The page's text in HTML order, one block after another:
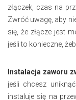
złączek, czas na
Zwróć uwagę, aby
się, że złącze jest
jeśli to konieczne,
Instalacja zaworu
jeśli chcesz
instaluje się na